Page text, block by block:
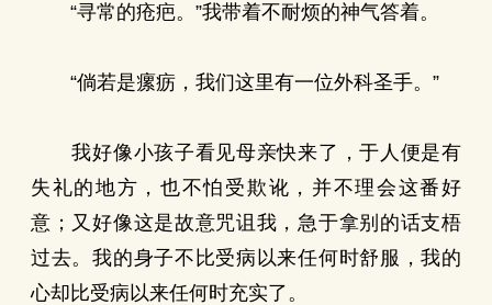
“寻常的疮疤。”我带着不耐烦的神气答着。
“倘若是瘰疬，我们这里有一位外科圣手。”
我好像小孩子看见母亲快来了，于人便是有
失礼的地方，也不怕受欺讹，并不理会这番好
意；又好像这是故意咒诅我，急于拿别的话支梧
过去。我的身子不比受病以来任何时舒服，我的
心却比受病以来任何时充实了。